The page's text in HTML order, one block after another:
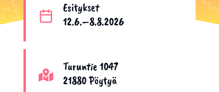
Esitykset
12.6.–8.8.2026
Turuntie 1047
21880 Pöytyä